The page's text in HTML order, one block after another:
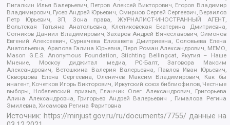
Пигалкин Илья Валерьевич, Петров Алексей Викторович, Егоров Владимир
Владимирович, Гусев Андрей Юрьевич, Смирнов Сергей Сергеевич, Верзилов
Петр Юрьевич, ЗП, Зона права, ЖУРНАЛИСТ-ИНОСТРАННЫЙ АГЕНТ,
Вольтская Татьяна Анатольевна, Клепиковская Екатерина Дмитриевна,
Сотников Даниил Владимирович, Захаров Андрей Вячеславович, Симонов
Евгений Алексеевич, Сурначева Елизавета Дмитриевна, Соловьева Елена
Анатольевна, Арапова Галина Юрьевна, Перл Роман Александрович, МЕМО,
Mason G.E.S. Anonymous Foundation, Stichting Bellingcat, Якутия – Наше
Мнение, Москоу диджитал медиа, РС-Балт, Заговора Максим
Александрович, Ветошкина Валерия Валерьевна, Павлов Иван Юрьевич,
Скворцова Елена Сергеевна, Оленичев Максим Владимирович, Как бы
инагент, Кочетков Игорь Викторович, Иркутский союз библиофилов, Честные
выборы, Нобелевский призыв, Еланчик Олег Александрович, Григорьева
Алина Александровна, Григорьев Андрей Валерьевич , Гималова Регина
Эмилевна, Хисамова Регина Фаритовна
Источник: https://minjust.gov.ru/ru/documents/7755/ данные на